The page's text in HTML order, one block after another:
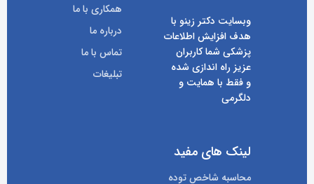
وبسایت دکتر زینو با
هدف افزایش اطلاعات
پزشکی شما کاربران
عزیز راه اندازی شده
و فقط با همایت و
دلگرمی
همکاری با ما
درباره ما
تماس با ما
تبلیغات
لینک های مفید
محاسبه شاخص توده